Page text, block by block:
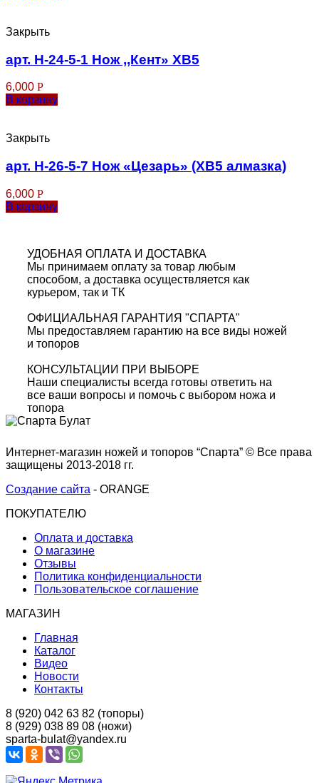
Закрыть
арт. Н-24-5-1 Нож ,,Кент» ХВ5
6,000 Р
В корзину
Закрыть
арт. Н-26-5-7 Нож «Цезарь» (ХВ5 алмазка)
6,000 Р
В корзину
УДОБНАЯ ОПЛАТА И ДОСТАВКА
Мы принимаем оплату за товар любым
способом, а доставка осуществляется как
курьером, так и ТК
ОФИЦИАЛЬНАЯ ГАРАНТИЯ "СПАРТА"
Мы предоставляем гарантию на все виды ножей
и топоров
КОНСУЛЬТАЦИИ ПРИ ВЫБОРЕ
Наши специалисты всегда готовы ответить на
все ваши вопросы и помочь с выбором ножа и
топора
Интернет-магазин ножей и топоров “Спарта” © Все права
защищены 2013-2018 гг.
Создание сайта - ORANGE
ПОКУПАТЕЛЮ
Оплата и доставка
О магазине
Отзывы
Политика конфиденциальности
Пользовательское соглашение
МАГАЗИН
Главная
Каталог
Видео
Новости
Контакты
8 (920) 042 63 82 (топоры)
8 (929) 038 89 08 (ножи)
sparta-bulat@yandex.ru